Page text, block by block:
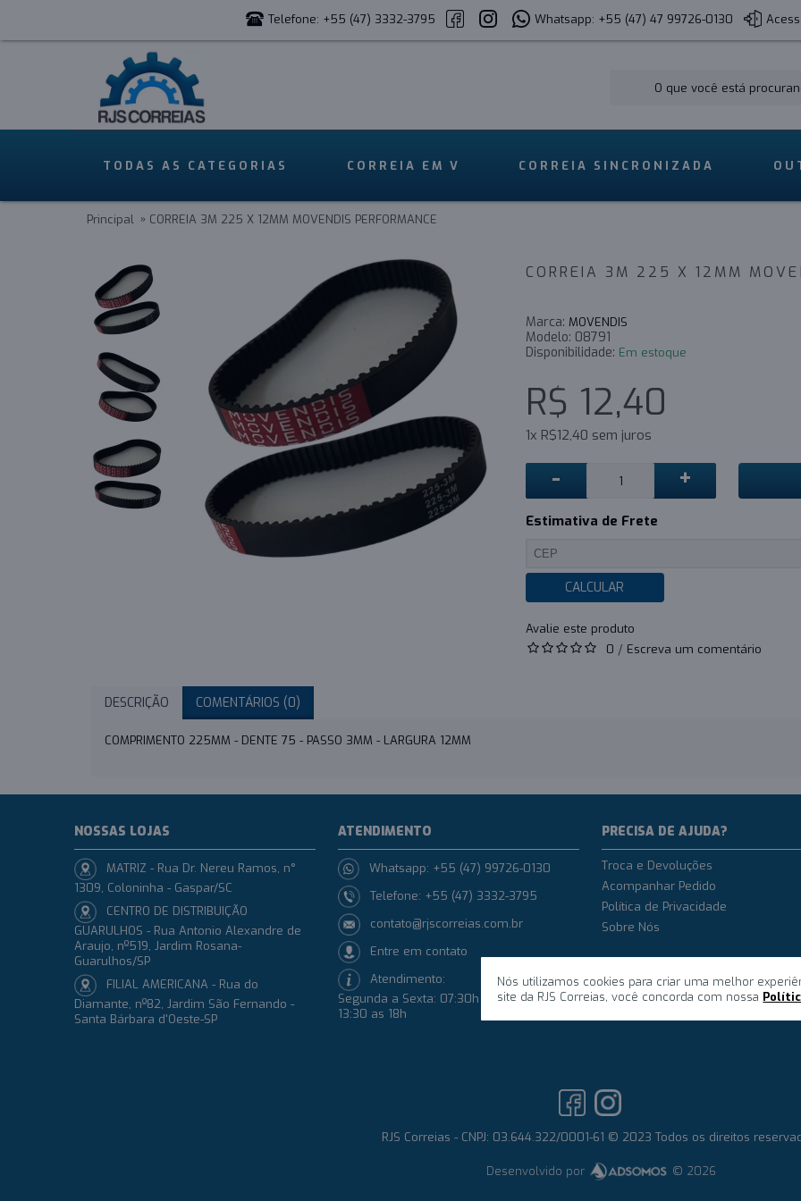
Telefone: +55 (47) 3332-3795 Whatsapp: +55 (47) 47 99726-0130
TODAS AS CATEGORIAS CORREIA EM V CORREIA SINCRONIZADA
Principal CORREIA 3M 225 X 12MM MOVENDIS PERFORMANCE
CORREIA 3M 225 X 12MM
Marca: MOVENDIS
Modelo: 08791
Disponibilidade: Em estoque
R$ 12,40
1x R$12,40 sem juros
- +
Estimativa de Frete
CALCULAR
0 / Escreva um comentário
DESCRIÇÃO COMENTÁRIOS (0)
COMPRIMENTO 225MM - DENTE 75 - PASSO 3MM - LARGURA 12MM
Nós utilizamos cookies para criar uma melhor
site da RJS Correias, você concorda com nossa
NOSSAS LOJAS
MATRIZ - Rua Dr. Nereu Ramos, n°
1309, Coloninha - Gaspar/SC
CENTRO DE DISTRIBUIÇÃO
GUARULHOS - Rua Antonio Alexandre de
Araujo, nº519, Jardim Rosana-
Guarulhos/SP
FILIAL AMERICANA - Rua do
Diamante, nº82, Jardim São Fernando -
Santa Bárbara d'Oeste-SP
ATENDIMENTO
Whatsapp: +55 (47) 99726-0130
Telefone: +55 (47) 3332-3795
contato@rjscorreias.com.br
Entre em contato
Atendimento:
Segunda a Sexta: 07:30h até 12h e das
13:30 as 18h
PRECISA DE AJUDA?
Troca e Devoluções
Acompanhar Pedido
Política de Privacidade
Sobre Nós
RJS Correias - CNPJ: 03.644.322/0001-61 © 2023 Todos os direitos
Desenvolvido por © 2026